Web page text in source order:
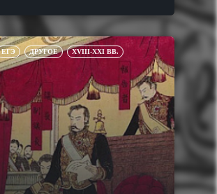
ЕГЭ ДРУГОЕ XVIII-XXI ВВ.